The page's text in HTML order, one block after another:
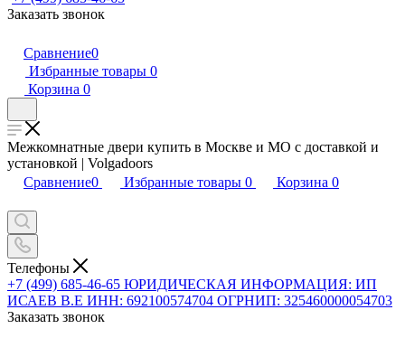
Заказать звонок
Сравнение0
Избранные товары 0
Корзина 0
Межкомнатные двери купить в Москве и МО с доставкой и
установкой | Volgadoors
Сравнение0 Избранные товары 0 Корзина 0
Телефоны
+7 (499) 685-46-65 ЮРИДИЧЕСКАЯ ИНФОРМАЦИЯ: ИП
ИСАЕВ В.Е ИНН: 692100574704 ОГРНИП: 325460000054703
Заказать звонок